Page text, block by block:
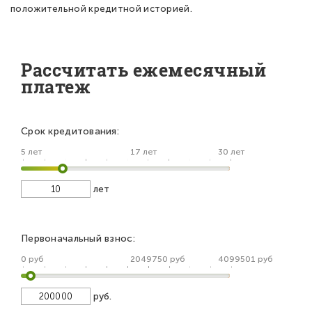
положительной кредитной историей.
Рассчитать ежемесячный
платеж
Срок кредитования:
5 лет 17 лет 30 лет
лет
Первоначальный взнос:
0 руб 2049750 руб 4099501 руб
руб.